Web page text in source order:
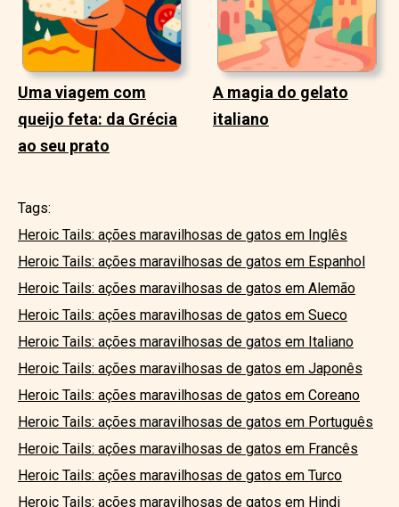
Uma viagem com
queijo feta: da Grécia
ao seu prato
A magia do gelato
italiano
Tags:
Heroic Tails: ações maravilhosas de gatos em Inglês
Heroic Tails: ações maravilhosas de gatos em Espanhol
Heroic Tails: ações maravilhosas de gatos em Alemão
Heroic Tails: ações maravilhosas de gatos em Sueco
Heroic Tails: ações maravilhosas de gatos em Italiano
Heroic Tails: ações maravilhosas de gatos em Japonês
Heroic Tails: ações maravilhosas de gatos em Coreano
Heroic Tails: ações maravilhosas de gatos em Português
Heroic Tails: ações maravilhosas de gatos em Francês
Heroic Tails: ações maravilhosas de gatos em Turco
Heroic Tails: ações maravilhosas de gatos em Hindi